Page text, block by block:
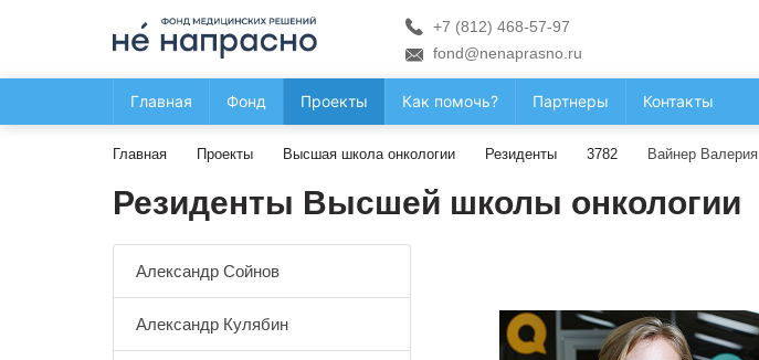
+7 (812) 468-57-97
fond@nenaprasno.ru
Главная Фонд Проекты Как помочь? Партнеры Контакты
Главная Проекты Высшая школа онкологии Резиденты 3782 Вайнер Валерия
Резиденты Высшей школы онкологии
Александр Сойнов
Александр Кулябин